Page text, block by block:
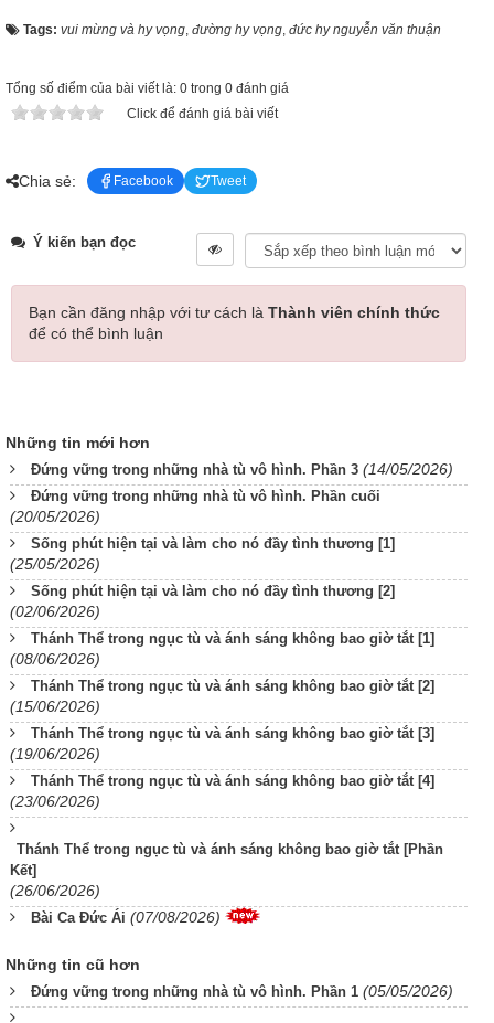
Tags: vui mừng và hy vọng, đường hy vọng, đức hy nguyễn văn thuận
Tổng số điểm của bài viết là: 0 trong 0 đánh giá
Click để đánh giá bài viết
Chia sẻ: Facebook Tweet
Ý kiến bạn đọc
Bạn cần đăng nhập với tư cách là Thành viên chính thức
để có thể bình luận
Những tin mới hơn
Đứng vững trong những nhà tù vô hình. Phần 3 (14/05/2026)
Đứng vững trong những nhà tù vô hình. Phần cuối
(20/05/2026)
Sống phút hiện tại và làm cho nó đầy tình thương [1]
(25/05/2026)
Sống phút hiện tại và làm cho nó đầy tình thương [2]
(02/06/2026)
Thánh Thể trong ngục tù và ánh sáng không bao giờ tắt [1]
(08/06/2026)
Thánh Thể trong ngục tù và ánh sáng không bao giờ tắt [2]
(15/06/2026)
Thánh Thể trong ngục tù và ánh sáng không bao giờ tắt [3]
(19/06/2026)
Thánh Thể trong ngục tù và ánh sáng không bao giờ tắt [4]
(23/06/2026)
Thánh Thể trong ngục tù và ánh sáng không bao giờ tắt [Phần
Kết]
(26/06/2026)
Bài Ca Đức Ái (07/08/2026)
Những tin cũ hơn
Đứng vững trong những nhà tù vô hình. Phần 1 (05/05/2026)